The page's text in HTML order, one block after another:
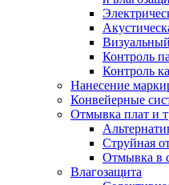
Контроль
Контроль
Нанесение
Конвейерные
Отмывка плат и
Струйная
Отмывка в
Влагозащита